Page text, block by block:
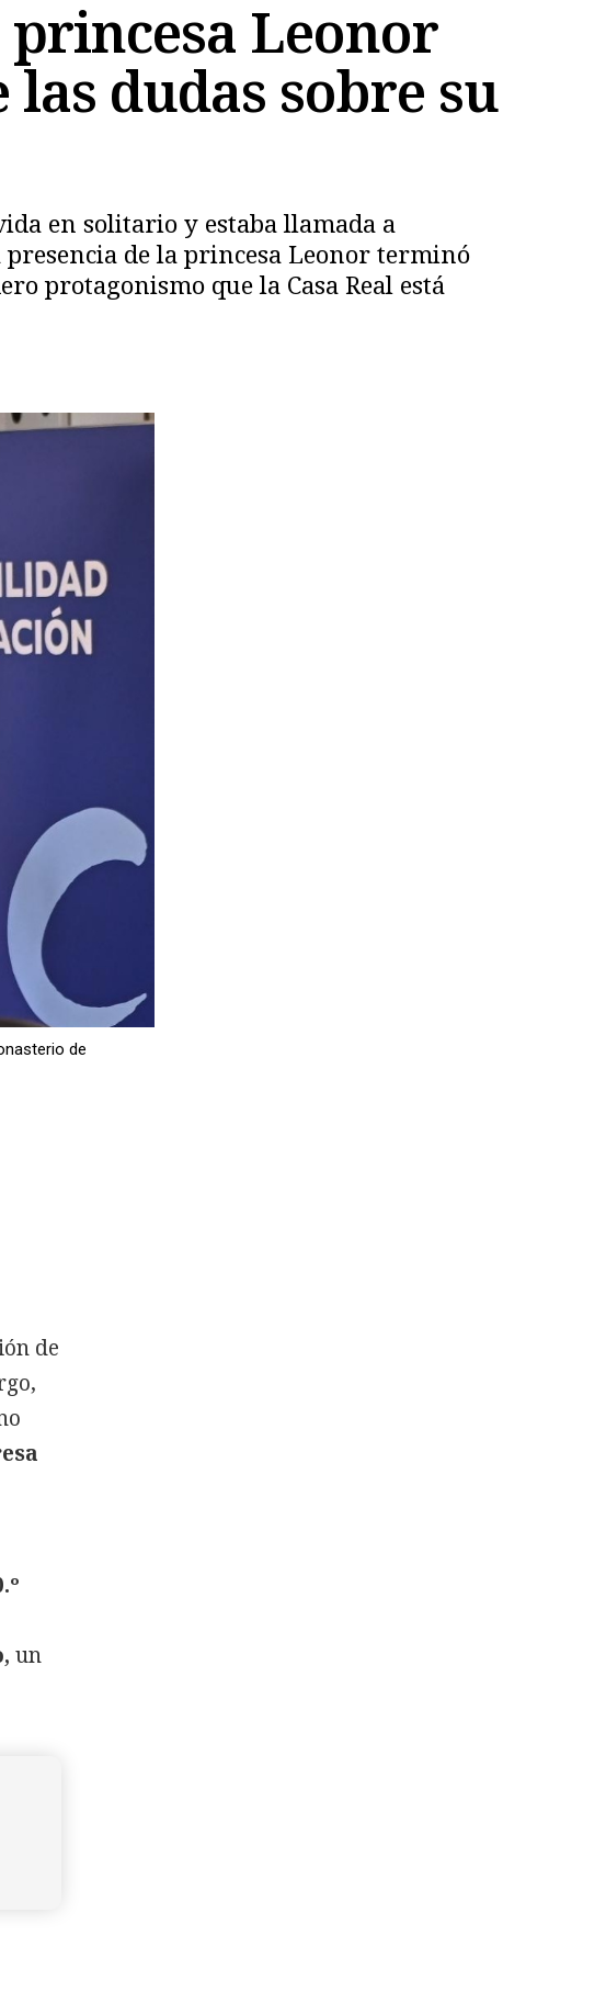
Leonor
dudas sobre su
en solitario y estaba llamada a
de la princesa Leonor terminó
protagonismo que la Casa Real está
de
de
un